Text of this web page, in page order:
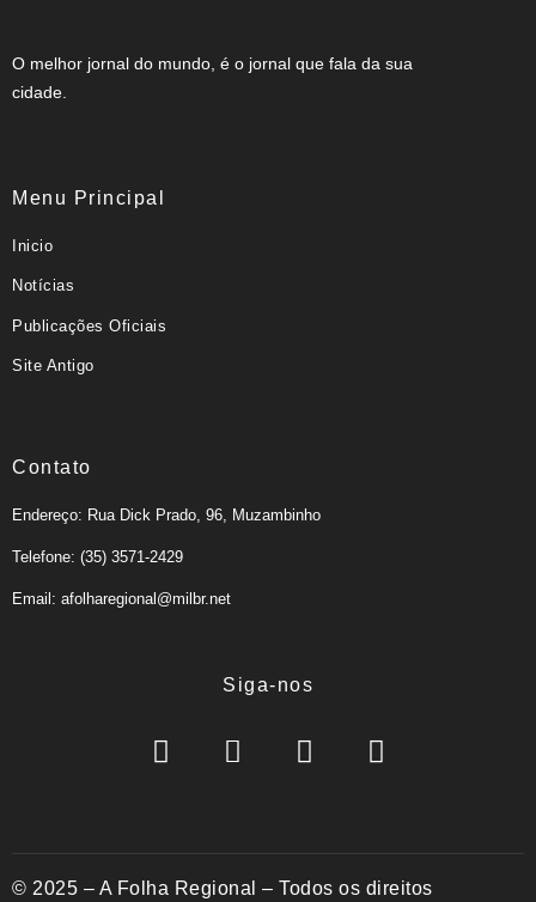
O melhor jornal do mundo, é o jornal que fala da sua
cidade.
Menu Principal
Inicio
Notícias
Publicações Oficiais
Site Antigo
Contato
Endereço: Rua Dick Prado, 96, Muzambinho
Telefone: (35) 3571-2429
Email: afolharegional@milbr.net
Siga-nos
© 2025 – A Folha Regional – Todos os direitos